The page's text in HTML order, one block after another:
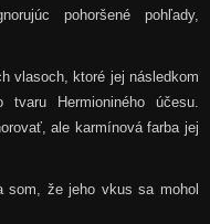
pohoršené pohľady,
vlasoch, ktoré jej následkom
tvaru
Hermioniného účesu.
ale karmínová farba jej
som, že jeho vkus sa mohol